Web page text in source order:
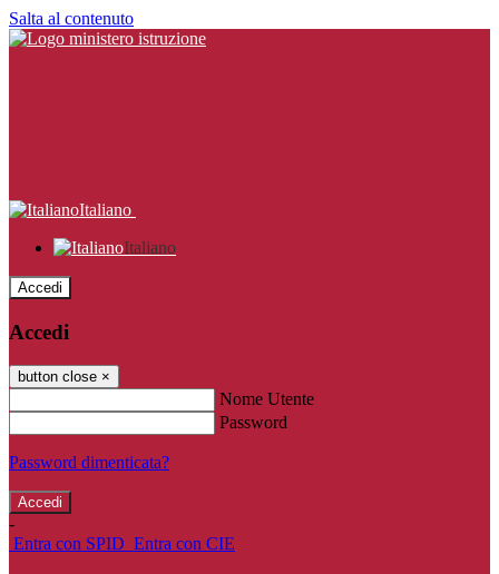
Salta al contenuto
Italiano
Italiano
Accedi
Accedi
button close ×
Nome Utente
Password
Password dimenticata?
-
Entra con SPID Entra con CIE